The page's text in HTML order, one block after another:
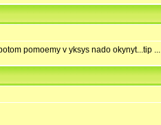
pomoemy v yksys nado okynyt...tip ...